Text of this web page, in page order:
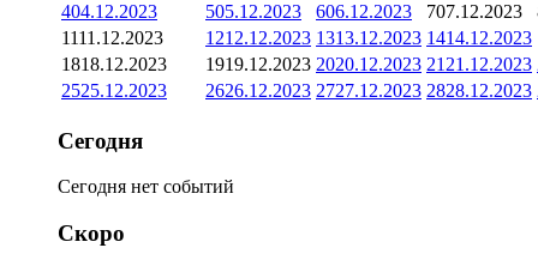
404.12.2023 505.12.2023 606.12.2023 707.12.2023
1111.12.2023 1212.12.2023 1313.12.2023 1414.12.2023
1818.12.2023 1919.12.2023 2020.12.2023 21 21.12.2023
2525.12.2023 2626.12.2023 2727.12.2023 2828.12.2023
Сегодня
Сегодня нет событий
Скоро